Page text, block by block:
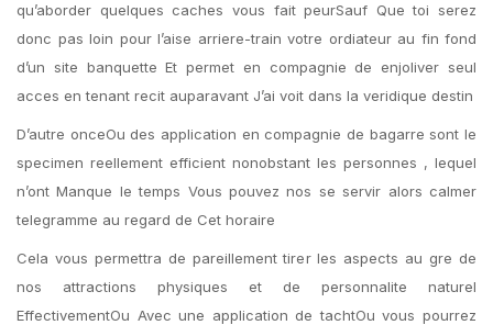
qu’aborder quelques caches vous fait peurSauf Que toi serez
donc pas loin pour l’aise arriere-train votre ordiateur au fin fond
d’un site banquette Et permet en compagnie de enjoliver seul
acces en tenant recit auparavant J’ai voit dans la veridique destin
D’autre onceOu des application en compagnie de bagarre sont le
specimen reellement efficient nonobstant les personnes , lequel
n’ont Manque le temps Vous pouvez nos se servir alors calmer
telegramme au regard de Cet horaire
Cela vous permettra de pareillement tirer les aspects au gre de
nos attractions physiques et de personnalite naturel
EffectivementOu Avec une application de tachtOu vous pourrez